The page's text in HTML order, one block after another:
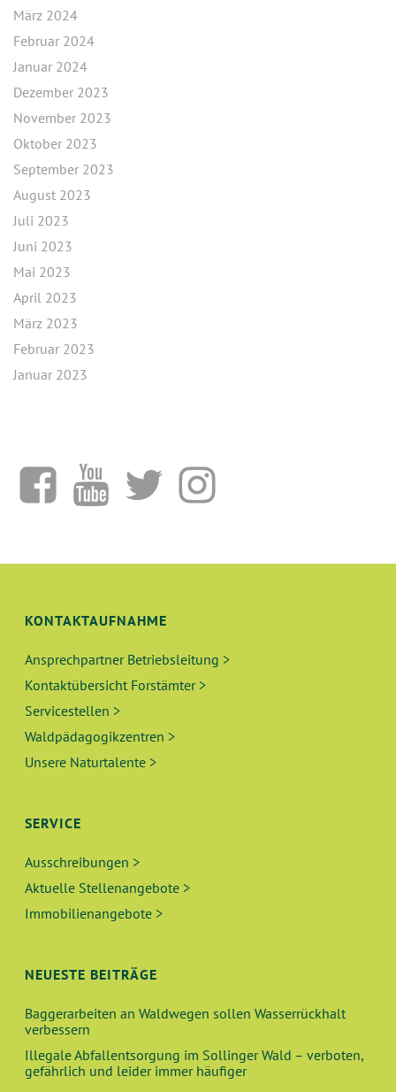
März 2024
Februar 2024
Januar 2024
Dezember 2023
November 2023
Oktober 2023
September 2023
August 2023
Juli 2023
Juni 2023
Mai 2023
April 2023
März 2023
Februar 2023
Januar 2023
KONTAKTAUFNAHME
Ansprechpartner Betriebsleitung >
Kontaktübersicht Forstämter >
Servicestellen >
Waldpädagogikzentren >
Unsere Naturtalente >
SERVICE
Ausschreibungen >
Aktuelle Stellenangebote >
Immobilienangebote >
NEUESTE BEITRÄGE
Baggerarbeiten an Waldwegen sollen Wasserrückhalt
verbessern
Illegale Abfallentsorgung im Sollinger Wald – verboten,
gefährlich und leider immer häufiger